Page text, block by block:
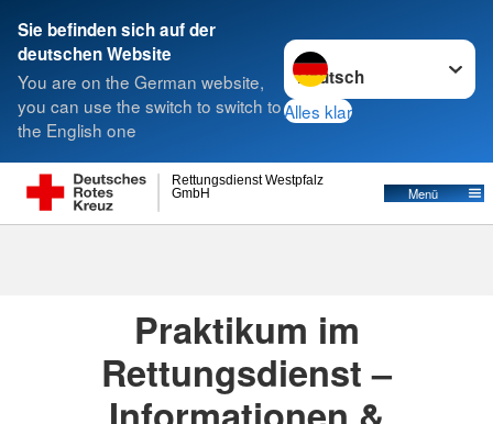
Sie befinden sich auf der
deutschen Website
You are on the German website,
you can use the switch to switch to
the English one
Sprache wechseln zu
Alles klar
GmbH
Rettungsdienst Westpfalz
Menü
Suche
Praktikum
Praktikum im
Rettungsdienst –